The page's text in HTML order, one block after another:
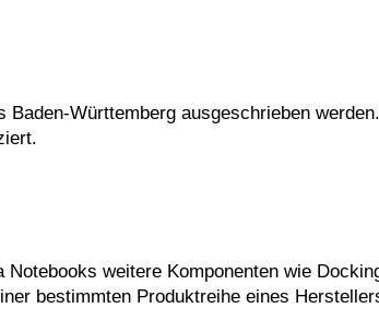
Württemberg ausgeschrieben
weitere Komponenten wie
bestimmten Produktreihe eines